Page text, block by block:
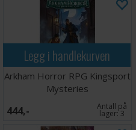
Legg i handlekurven
Arkham Horror RPG Kingsport
Mysteries
444,- Antall på
lager:3